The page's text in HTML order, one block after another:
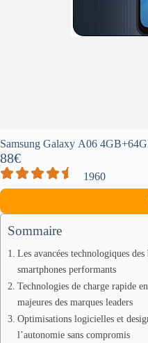
Samsung Galaxy A06
88€
1960
Sommaire
Les avancées technologiques
smartphones performants
Technologies de charge rapide
majeures des marques leaders
Optimisations logicielles et
l’autonomie sans compromis